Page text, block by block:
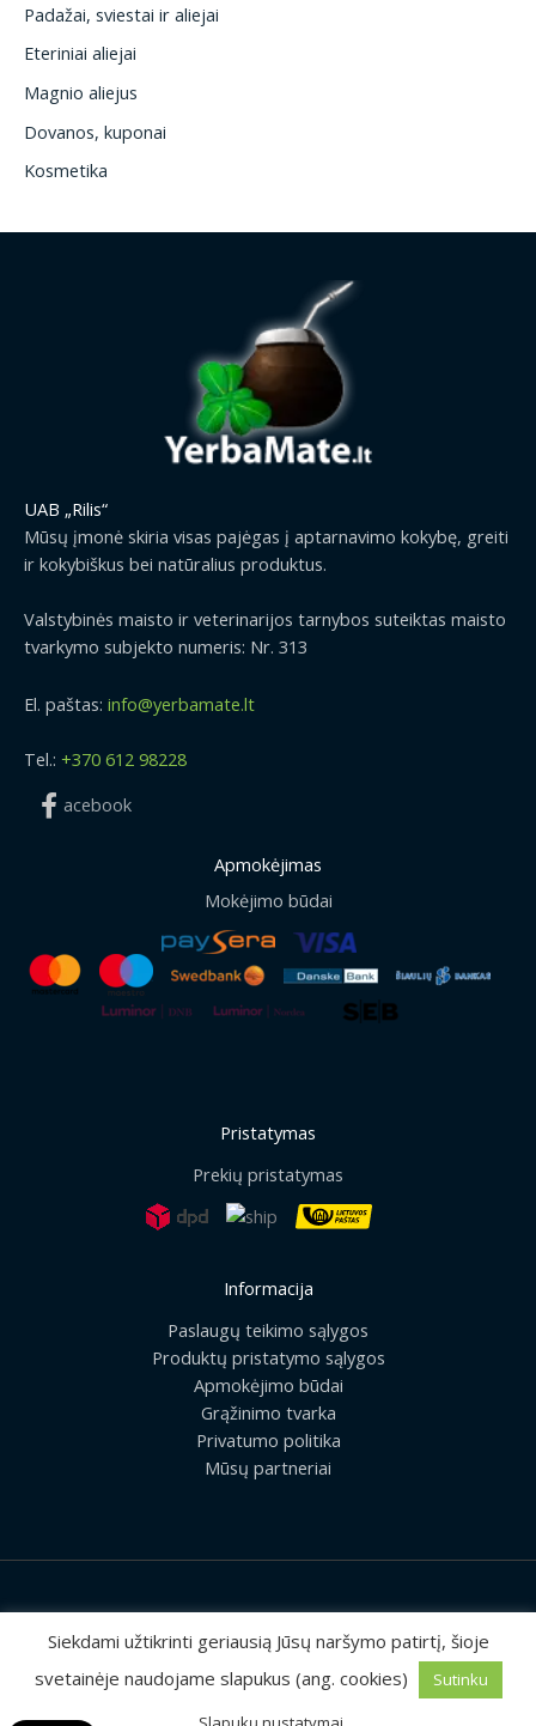
Padažai, sviestai ir aliejai
Eteriniai aliejai
Magnio aliejus
Dovanos, kuponai
Kosmetika
UAB „Rilis“
Mūsų įmonė skiria visas pajėgas į aptarnavimo kokybę, greiti
ir kokybiškus bei natūralius produktus.
Valstybinės maisto ir veterinarijos tarnybos suteiktas maisto
tvarkymo subjekto numeris: Nr. 313
El. paštas: info@yerbamate.lt
Tel.: +370 612 98228
acebook
Apmokėjimas
Mokėjimo būdai
Pristatymas
Prekių pristatymas
Informacija
Paslaugų teikimo sąlygos
Produktų pristatymo sąlygos
Apmokėjimo būdai
Grąžinimo tvarka
Privatumo politika
Mūsų partneriai
2026 © Visos teisės saugomos | UAB „Rilis“
Sprendimas:MEDIAERN
Siekdami užtikrinti geriausią Jūsų naršymo patirtį, šioje
svetainėje naudojame slapukus (ang. cookies)
Sutinku